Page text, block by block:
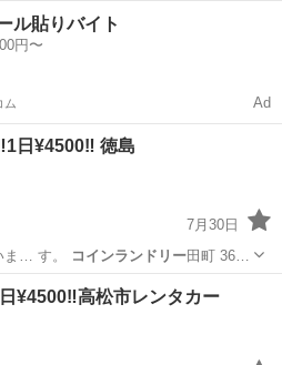
す。コインランドリー田町 36…
引っ越し レンタカー
ル貼りバイト
円〜
ム Ad
日¥4500‼️ 徳島
7月30日
ま… す。 コインランドリー田町 36…
引っ越し コインランドリー
¥4500‼️高松市レンタカー